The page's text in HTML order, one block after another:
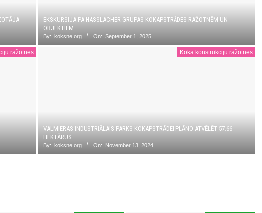
EKSKURSIJA PA HASSLACHER GRUPAS KOKAPSTRĀDES RAŽOTNĒM UN
OBJEKTIEM
By: koksne.org On: September 1, 2025
ražotnes Koka konstrukciju ražotnes
VALMIERAS INDUSTRIĀLAIS PARKS KOKAPSTRĀDEI PLĀNO ATVĒLĒT 57.66
HEKTĀRUS
By: koksne.org On: November 13, 2024